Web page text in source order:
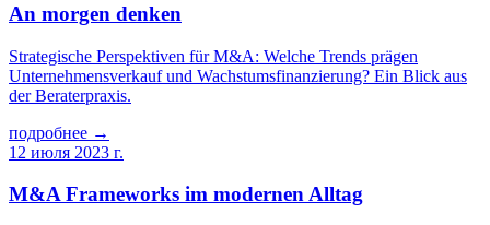
An morgen denken
Strategische Perspektiven für M&A: Welche Trends prägen
Unternehmensverkauf und Wachstumsfinanzierung? Ein Blick aus
der Beraterpraxis.
подробнее →
12 июля 2023 г.
M&A Frameworks im modernen Alltag